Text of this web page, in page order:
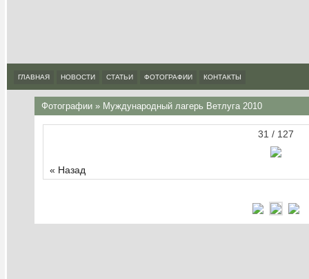
ГЛАВНАЯ НОВОСТИ СТАТЬИ ФОТОГРАФИИ КОНТАКТЫ
Фотографии » Муждународный лагерь Ветлуга 2010
31 / 127
« Назад